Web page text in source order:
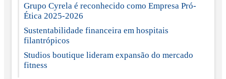
Grupo Cyrela é reconhecido como Empresa Pró-
Ética 2025-2026
Sustentabilidade financeira em hospitais
filantrópicos
Studios boutique lideram expansão do mercado
fitness